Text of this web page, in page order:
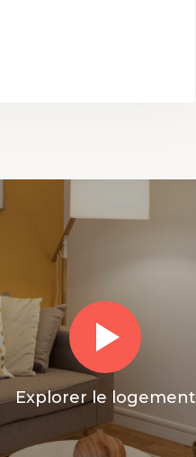
Explorer le logement